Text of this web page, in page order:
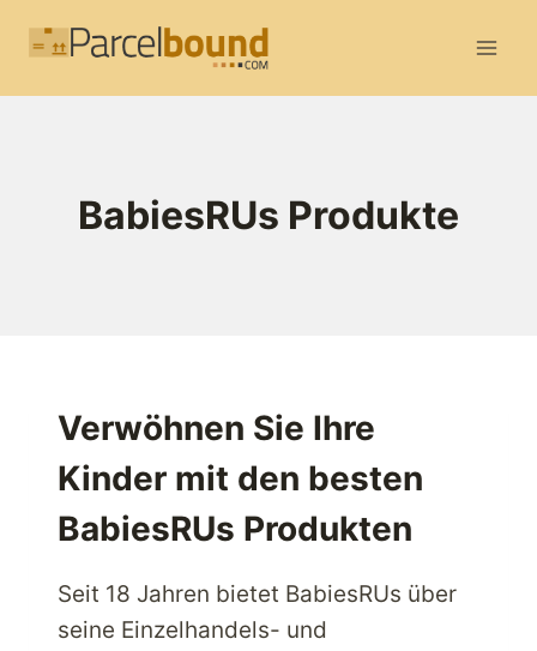
Inhalt
BabiesRUs Produkte
Verwöhnen Sie Ihre
Kinder mit den besten
BabiesRUs Produkten
Seit 18 Jahren bietet BabiesRUs über
seine Einzelhandels- und